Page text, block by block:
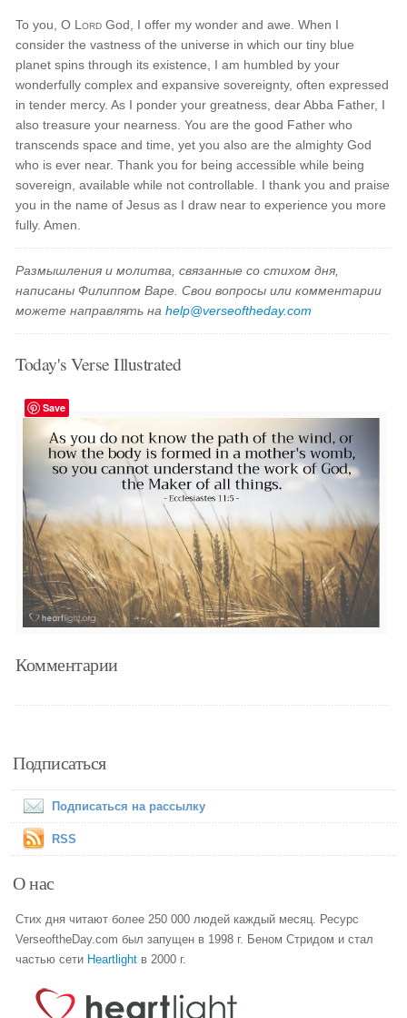
To you, O Lord God, I offer my wonder and awe. When I
consider the vastness of the universe in which our tiny blue
planet spins through its existence, I am humbled by your
wonderfully complex and expansive sovereignty, often expressed
in tender mercy. As I ponder your greatness, dear Abba Father, I
also treasure your nearness. You are the good Father who
transcends space and time, yet you also are the almighty God
who is ever near. Thank you for being accessible while being
sovereign, available while not controllable. I thank you and praise
you in the name of Jesus as I draw near to experience you more
fully. Amen.
Размышления и молитва, связанные со стихом дня,
написаны Филиппом Варе. Свои вопросы или комментарии
можете направлять наhelp@verseoftheday.com
Today's Verse Illustrated
Save
Комментарии
Подписаться
Подписаться на рассылку
RSS
О нас
Стих дня читают более 250 000 людей каждый месяц. Ресурс
VerseoftheDay.com был запущен в 1998 г. Беном Стридом и стал
частью сети Heartlight в 2000 г.